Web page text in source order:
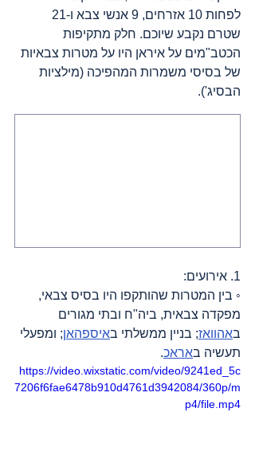
שטרם נקבע שיוכם. חלק מתקיפות
הכטב"מים על איראן היו על מטרות צבאיות
של בסיסי משמרות המהפיכה (מילציות
הבסיג').
1. אירועים:
◦ בין המטרות שהותקפו היו בסיס צבאי,
מפקדה צבאית, ביה"ח ובתי מגורים
באהוואז; בניין ממשלתי באיספהאן; ומפעלי
תעשיה באראכ.
https://video.wixstatic.com/video/9241ed_5c
7206f6fae6478b910d4761d3942084/360p/m
p4/file.mp4